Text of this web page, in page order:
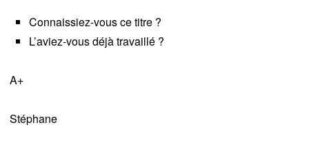
Connaissiez-vous ce titre ?
L’aviez-vous déjà travaillé ?
A+
Stéphane